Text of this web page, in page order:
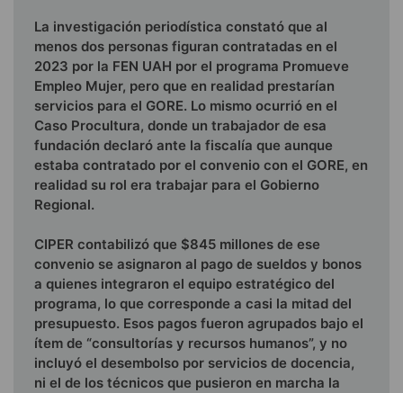
La investigación periodística constató que al
menos dos personas figuran contratadas en el
2023 por la FEN UAH por el programa Promueve
Empleo Mujer, pero que en realidad prestarían
servicios para el GORE. Lo mismo ocurrió en el
Caso Procultura, donde un trabajador de esa
fundación declaró ante la fiscalía que aunque
estaba contratado por el convenio con el GORE, en
realidad su rol era trabajar para el Gobierno
Regional.
CIPER contabilizó que $845 millones de ese
convenio se asignaron al pago de sueldos y bonos
a quienes integraron el equipo estratégico del
programa, lo que corresponde a casi la mitad del
presupuesto. Esos pagos fueron agrupados bajo el
ítem de “consultorías y recursos humanos”, y no
incluyó el desembolso por servicios de docencia,
ni el de los técnicos que pusieron en marcha la